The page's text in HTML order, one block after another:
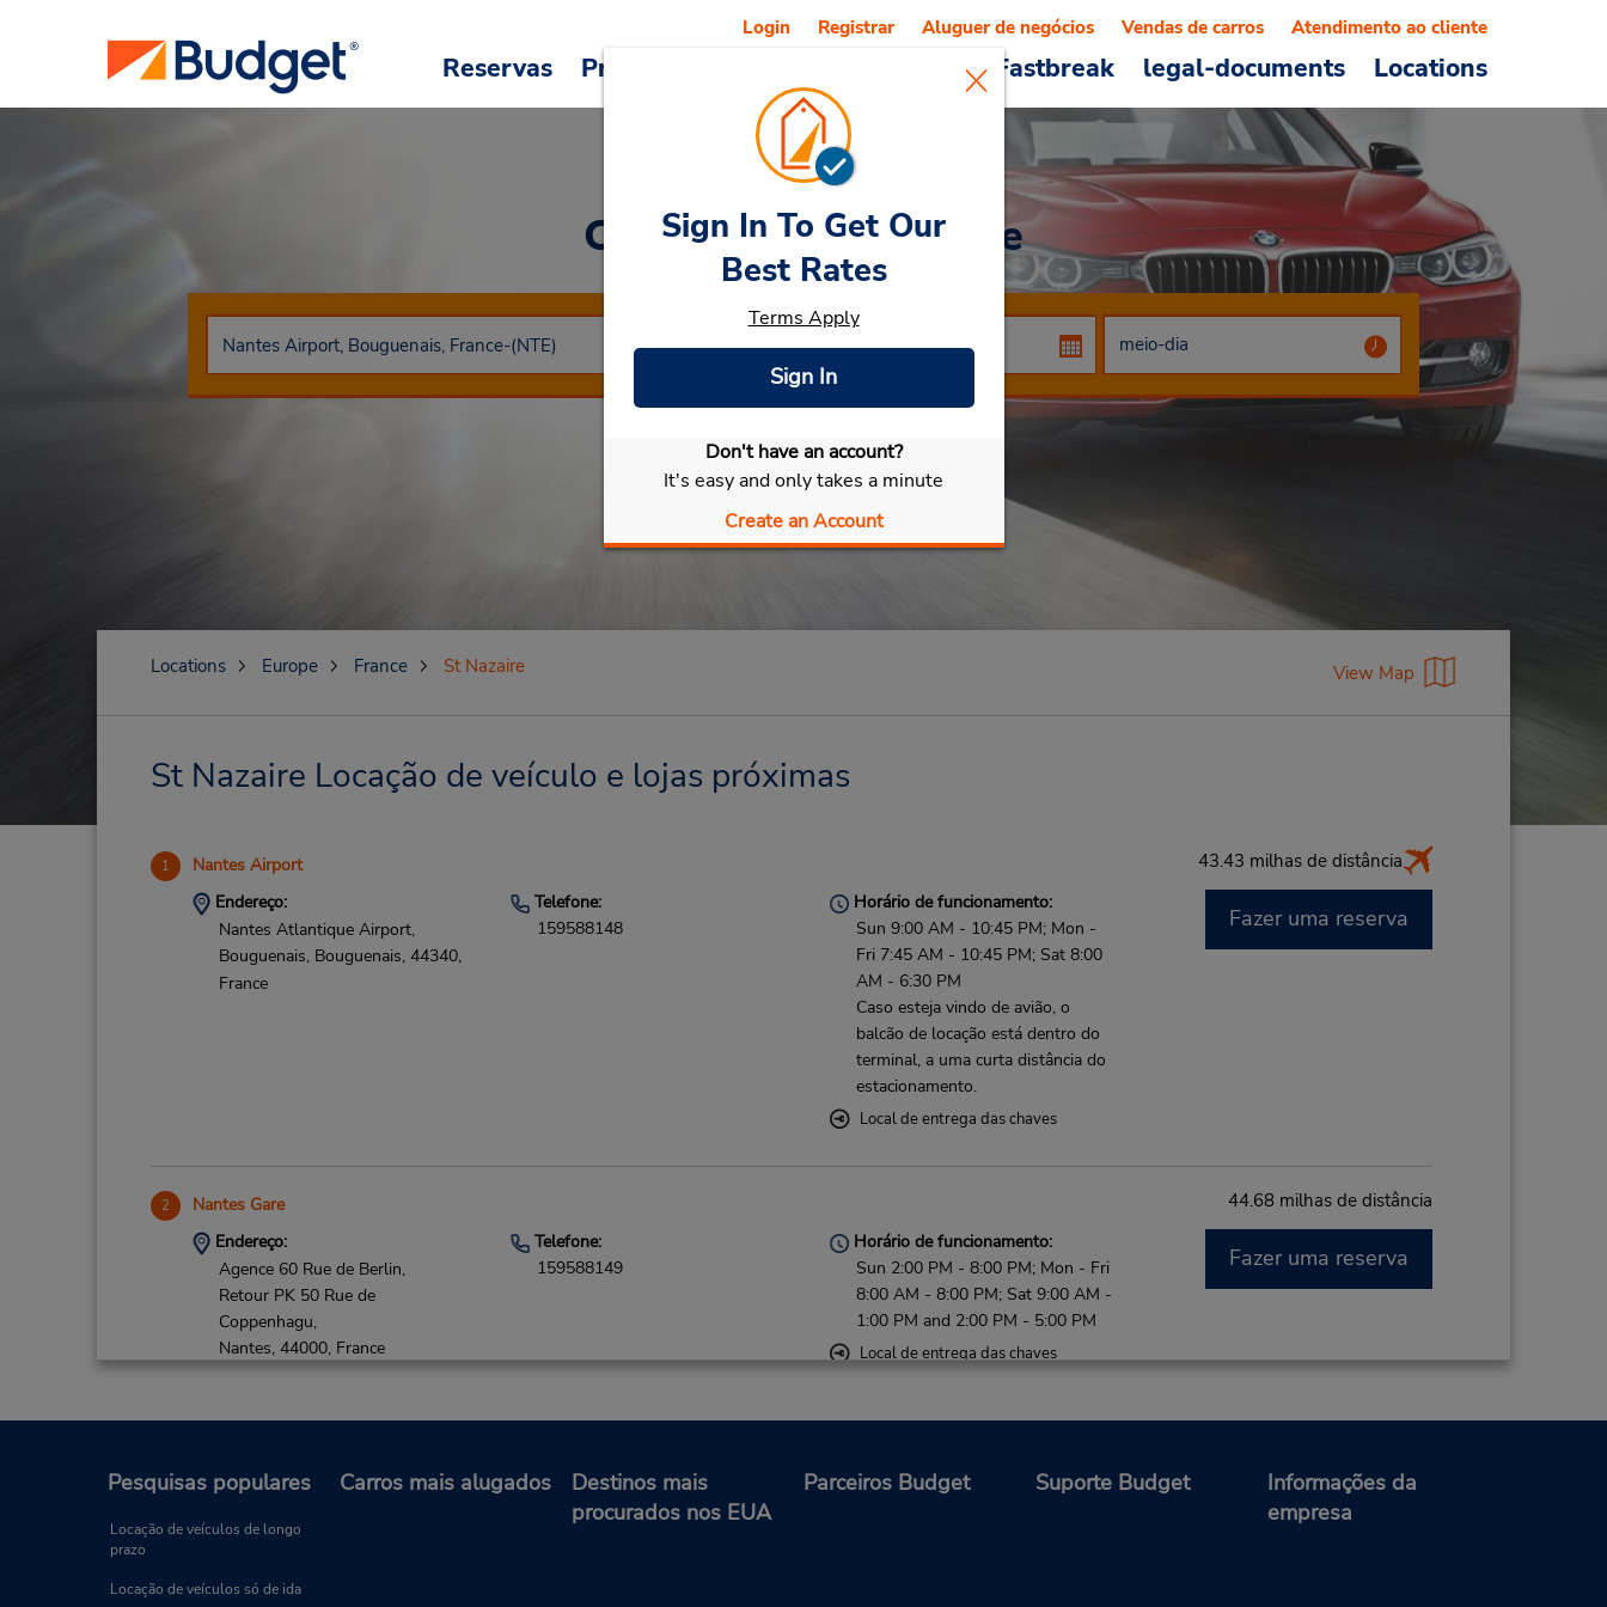
Reservas Promoções Veículos e serviços Fastbreak legal-documents Locations
Login Registrar Aluguer de negócios Vendas de carros Atendimento ao cliente
Car RentalSt Nazaire
Selecionar meu carro
Sign In To Get Our
Best Rates
Terms Apply
Sign In
Don't have an account?
It's easy and only takes a minute
Create an Account
Locations Europe France St Nazaire View Map
St Nazaire Locação de veículo e lojas próximas
1 Nantes Airport 43.43 milhas de distância
Endereço:
Nantes Atlantique Airport,
Bouguenais, Bouguenais, 44340,
France
Telefone:
159588148
Horário de funcionamento:
Sun 9:00 AM - 10:45 PM; Mon -
Fri 7:45 AM - 10:45 PM; Sat 8:00
AM - 6:30 PM
Caso esteja vindo de avião, o
balcão de locação está dentro do
terminal, a uma curta distância do
estacionamento.
Local de entrega das chaves
Fazer uma reserva
2 Nantes Gare 44.68 milhas de distância
Endereço:
Agence 60 Rue de Berlin,
Retour PK 50 Rue de
Coppenhagu,
Nantes, 44000, France
Telefone:
159588149
Horário de funcionamento:
Sun 2:00 PM - 8:00 PM; Mon - Fri
8:00 AM - 8:00 PM; Sat 9:00 AM -
1:00 PM and 2:00 PM - 5:00 PM
Local de entrega das chaves
Fazer uma reserva
Pesquisas populares
Locação de veículos de longo
prazo
Locação de veículos só de ida
Carros mais alugados
Destinos mais
procurados nos EUA
Parceiros Budget Suporte Budget
Informações da
empresa